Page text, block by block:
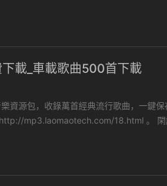
載_車載歌曲500首下載
18.html 。 閑談 來源：車載音樂